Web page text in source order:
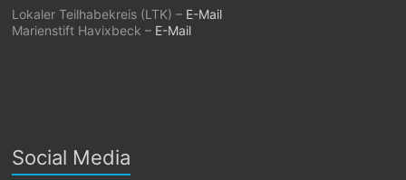
Lokaler Teilhabekreis (LTK) – E-Mail
Marienstift Havixbeck – E-Mail
Social Media